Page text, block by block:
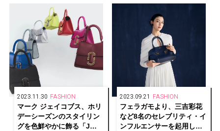
2023.11.30 FASHION
マーク ジェイコブス、ホリ
デーシーズンのスタイリン
グを色鮮やかに飾る「J
2023.09.21 FASHION
フェラガモより、三吉彩花
など8名のセレブリティ・イ
ンフルエンサーを起用した